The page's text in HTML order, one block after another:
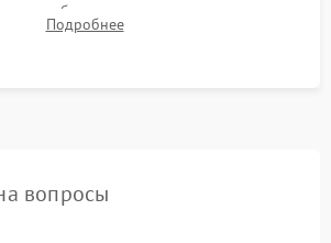
обмерзания стенок и корректного
системы автоматической оттайки.
Подробнее
вопросы